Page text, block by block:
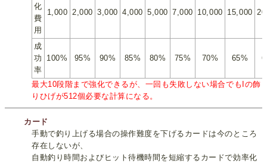
化
費
用
1,000 2,000 3,000 4,000 5,000 7,000 10,000 15,000
成
功
率
100% 95% 90% 85% 80% 75% 70% 65%
最大10段階まで強化できるが、一回も失敗しない場合でもIの飾
りひげが512個必要な計算になる。
カード
手動で釣り上げる場合の操作難度を下げるカードは今のところ
存在しないが、
自動釣り時間およびヒット待機時間を短縮するカードで効率化